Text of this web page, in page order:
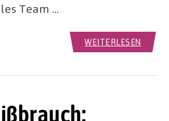
Team …
WEITERLESEN